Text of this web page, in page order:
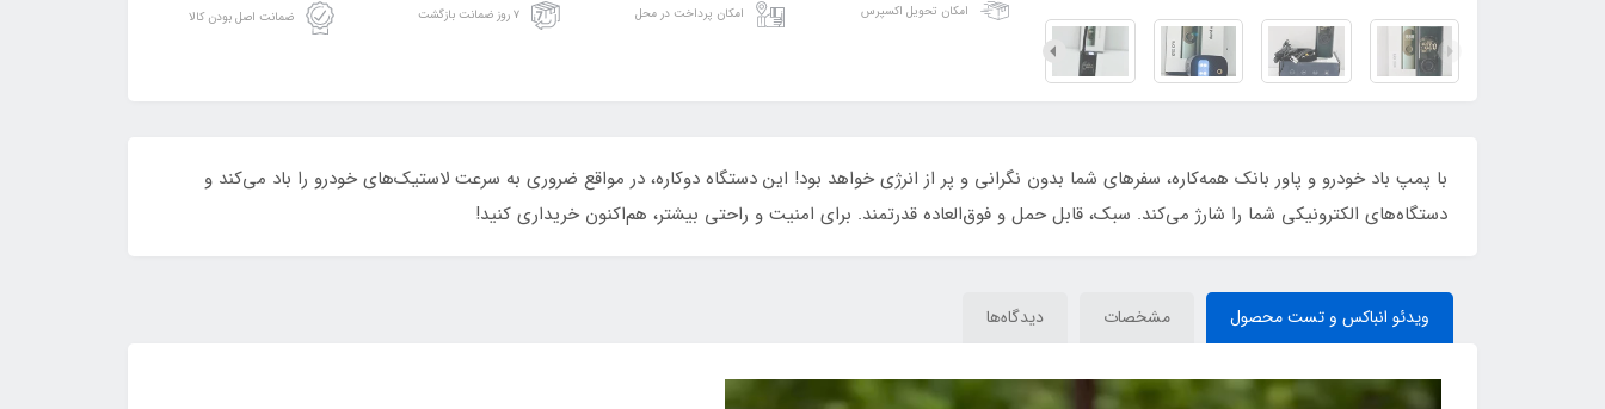
امکان تحویل اکسپرس امکان پرداخت در محل ۷ روز ضمانت بازگشت ضمانت اصل بودن کالا
با پمپ باد خودرو و پاور بانک همه‌کاره، سفرهای شما بدون نگرانی و پر از انرژی خواهد بود! این دستگاه دوکاره، در مواقع ضروری به سرعت لاستیک‌های خودرو را باد می‌کند و
دستگاه‌های الکترونیکی شما را شارژ می‌کند. سبک، قابل حمل و فوق‌العاده قدرتمند. برای امنیت و راحتی بیشتر، هم‌اکنون خریداری کنید!
ویدئو انباکس و تست محصول مشخصات دیدگاه‌ها